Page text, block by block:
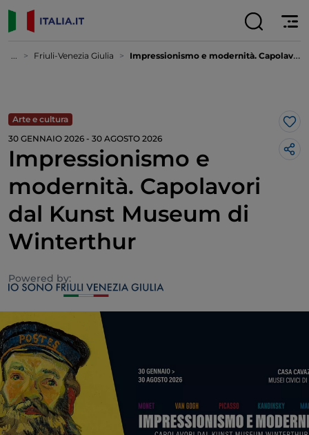
... Friuli-Venezia Giulia Impressionismo e modernità. Capolavori dal Kunst Museum di Winterthur
Arte e cultura
30 GENNAIO 2026 - 30 AGOSTO 2026
Impressionismo e
modernità. Capolavori
dal Kunst Museum di
Winterthur
Powered by: